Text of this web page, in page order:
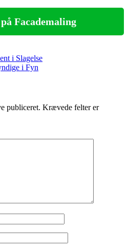
Facademaling
i Slagelse
i Fyn
publiceret. Krævede felter er